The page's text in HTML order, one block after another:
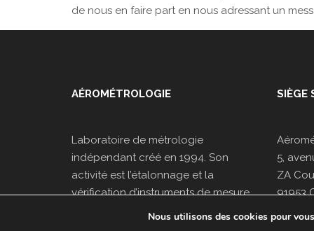
de nous en faire part en nous adressant un
AÉROMÉTROLOGIE
Laboratoire de métrologie
indépendant créé en 1994. Son
activité est l’étalonnage et la
vérification d’instruments de mesure,
associée à une activité induite de
SIÈGE
5,
ZA
91953
Tel :
Nous utilisons des cookies pour